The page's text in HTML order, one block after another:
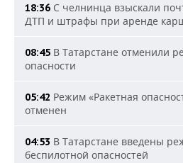
18:36 С челнинца взыскали
ДТП и штрафы при аренде
08:45 В Татарстане отменили
опасности
05:42 Режим «Ракетная
отменен
04:53 В Татарстане введены
беспилотной опасностей